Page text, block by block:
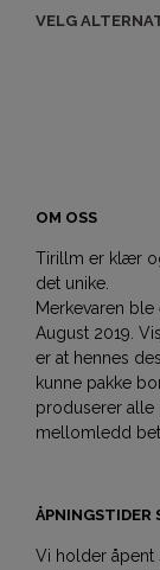
VELG
OM OSS
Tirillm er klær
det unike.
Merkevaren
August 2019.
er at hennes
kunne pakke
produserer alle
mellomledd
ÅPNINGSTIDER
Vi holder